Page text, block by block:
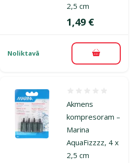
2,5 cm
Cena
1,49 €
Noliktavā Pievienot
Akmens
kompresoram –
Marina
AquaFizzzz, 4 x
2,5 cm